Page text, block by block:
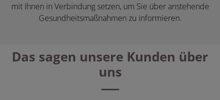
mit Ihnen in Verbindung setzen, um Sie über anstehende
Gesundheitsmaßnahmen zu informieren.
Das sagen unsere Kunden über
uns